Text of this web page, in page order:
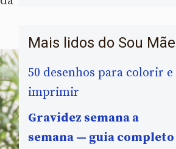
Mais lidos do Sou Mãe
50 desenhos para colorir e
imprimir
Gravidez semana a
semana — guia completo